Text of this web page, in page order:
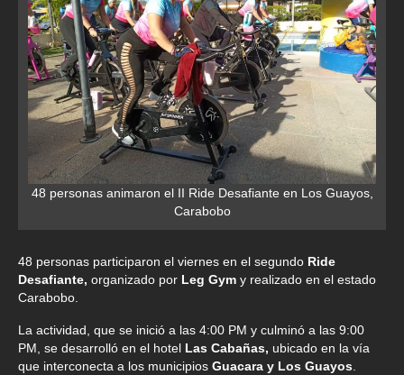
48 personas animaron el II Ride Desafiante en Los Guayos,
Carabobo
48 personas participaron el viernes en el segundo Ride
Desafiante, organizado por Leg Gym y realizado en el estado
Carabobo.
La actividad, que se inició a las 4:00 PM y culminó a las 9:00
PM, se desarrolló en el hotel Las Cabañas, ubicado en la vía
que interconecta a los municipios Guacara y Los Guayos.